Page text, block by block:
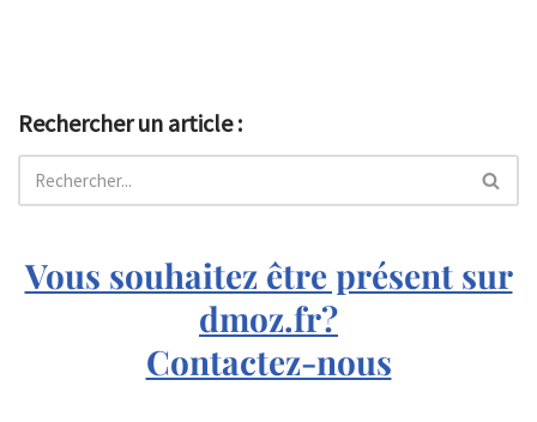
Rechercher un article :
Vous souhaitez être présent sur
dmoz.fr?
Contactez-nous